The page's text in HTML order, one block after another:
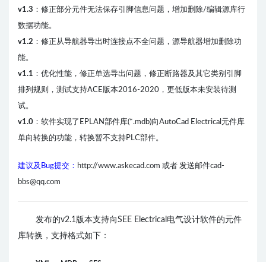
v1.3 ：修正部分元件无法保存引脚信息问题，增加删除/编辑源库行
数据功能。
v1.2 ：修正从导航器导出时连接点不全问题，源导航器增加删除功
能。
v1.1 ：优化性能，修正单选导出问题，修正断路器及其它类别引脚
排列规则，测试支持ACE版本2016-2020，更低版本未安装待测
试。
v1.0 ：软件实现了EPLAN部件库(*.mdb)向AutoCad Electrical元件库
单向转换的功能，转换暂不支持PLC部件。
建议及Bug提交： http://www.askecad.com 或者 发送邮件cad-
bbs@qq.com
发布的v2.1版本支持向SEE Electrical电气设计软件的元件
库转换，支持格式如下：